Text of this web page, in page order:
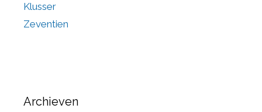
Klusser
Zeventien
Archieven